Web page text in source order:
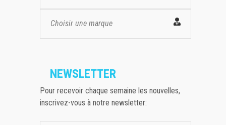
Choisir une marque
NEWSLETTER
Pour recevoir chaque semaine les nouvelles,
inscrivez-vous à notre newsletter: